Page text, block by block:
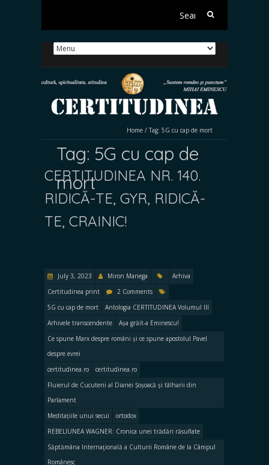
Search
Home / Tag: 5G cu cap de mort
Tag: 5G cu cap de
mort
CERTITUDINEA NR. 140.
RIDICĂ-TE, GYR, RIDICĂ-
TE, CRAINIC!
July 3, 2023 Miron Manega
Arhiva
Certitudinea print
2 Comments
5G cu cap de mort
Antologia CERTITUDINEA Volumul III
Arhivele transcendente
Așa grăit-a Eminescu!
Ce spune Marx despre români și ce spune apostolul Pavel
despre evrei
certitudinea.ro
certitudinea.ro
Fluierul de Cucuteni al Dianei Șoșoacă și tâlharii din
Parlament
Meditațiile unui secui
ortodox
REBELIUNEA WAGNER: Cronica unei trădări răsuflate
Săptămâna Internaţională a Culturii Române de la Câmpul
Românesc